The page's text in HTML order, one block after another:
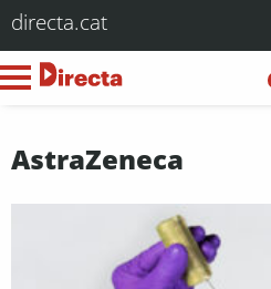
directa.cat
AstraZeneca